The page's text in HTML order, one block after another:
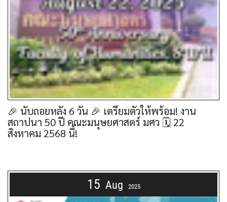
🎉 นับถอยหลัง 6 วัน 🎉 เตรียมตัวให้พร้อม! งาน
สถาปนา 50 ปี คณะมนุษยศาสตร์ มศว 🗓 22
สิงหาคม 2568 นี้!
15 Aug 2025